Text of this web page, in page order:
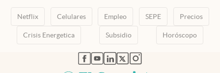
Netflix Celulares Empleo SEPE Precios
Crisis Energetica Subsidio Horóscopo
abre en nueva pestaña
abre en nueva pestaña
abre en nueva pestaña
abre en nueva pestaña
abre en nueva pestaña